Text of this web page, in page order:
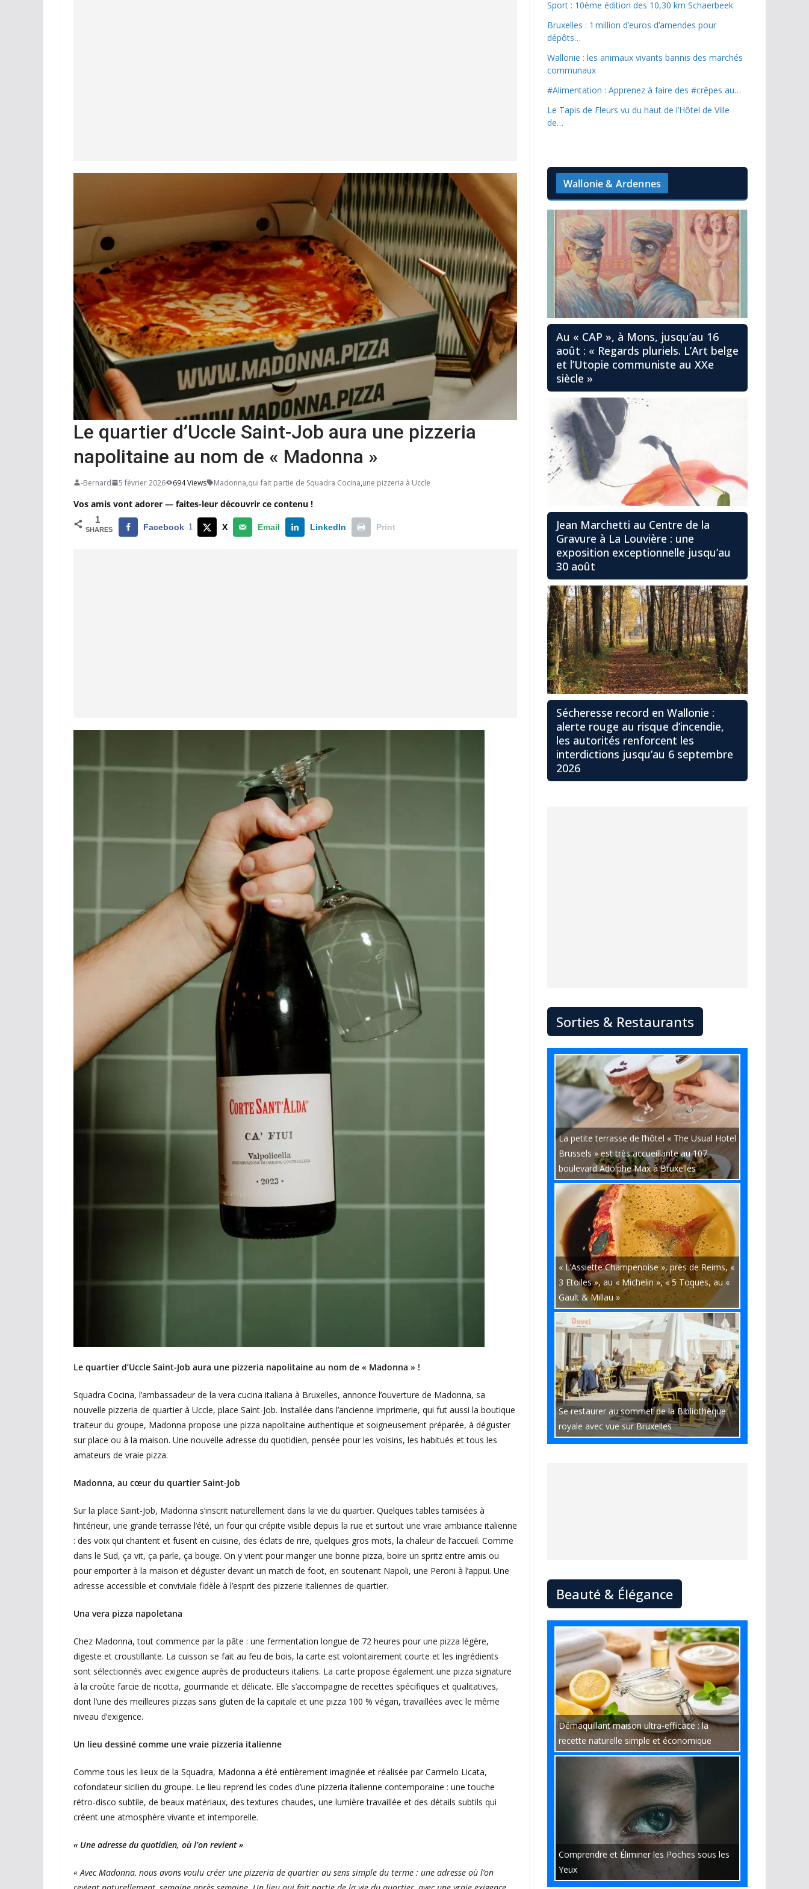
Le quartier d’Uccle Saint-Job aura une pizzeria
napolitaine au nom de « Madonna »
-Bernard 5 février 2026 694 Views Madonna,qui fait partie de Squadra Cocina,une pizzeria à Uccle
Vos amis vont adorer — faites-leur découvrir ce contenu !
1
SHARES Facebook 1 X Email LinkedIn Print
Le quartier d’Uccle Saint-Job aura une pizzeria napolitaine au nom de « Madonna » !
Squadra Cocina, l’ambassadeur de la vera cucina italiana à Bruxelles, annonce l’ouverture de Madonna, sa
nouvelle pizzeria de quartier à Uccle, place Saint-Job. Installée dans l’ancienne imprimerie, qui fut aussi la boutique
traiteur du groupe, Madonna propose une pizza napolitaine authentique et soigneusement préparée, à déguster
sur place ou à la maison. Une nouvelle adresse du quotidien, pensée pour les voisins, les habitués et tous les
amateurs de vraie pizza.
Madonna, au cœur du quartier Saint-Job
Sur la place Saint-Job, Madonna s’inscrit naturellement dans la vie du quartier. Quelques tables tamisées à
l’intérieur, une grande terrasse l’été, un four qui crépite visible depuis la rue et surtout une vraie ambiance italienne
: des voix qui chantent et fusent en cuisine, des éclats de rire, quelques gros mots, la chaleur de l’accueil. Comme
dans le Sud, ça vit, ça parle, ça bouge. On y vient pour manger une bonne pizza, boire un spritz entre amis ou
pour emporter à la maison et déguster devant un match de foot, en soutenant Napoli, une Peroni à l’appui. Une
adresse accessible et conviviale fidèle à l’esprit des pizzerie italiennes de quartier.
Una vera pizza napoletana
Chez Madonna, tout commence par la pâte : une fermentation longue de 72 heures pour une pizza légère,
digeste et croustillante. La cuisson se fait au feu de bois, la carte est volontairement courte et les ingrédients
sont sélectionnés avec exigence auprès de producteurs italiens. La carte propose également une pizza signature
à la croûte farcie de ricotta, gourmande et délicate. Elle s’accompagne de recettes spécifiques et qualitatives,
dont l’une des meilleures pizzas sans gluten de la capitale et une pizza 100 % végan, travaillées avec le même
niveau d’exigence.
Un lieu dessiné comme une vraie pizzeria italienne
Comme tous les lieux de la Squadra, Madonna a été entièrement imaginée et réalisée par Carmelo Licata,
cofondateur sicilien du groupe. Le lieu reprend les codes d’une pizzeria italienne contemporaine : une touche
rétro-disco subtile, de beaux matériaux, des textures chaudes, une lumière travaillée et des détails subtils qui
créent une atmosphère vivante et intemporelle.
« Une adresse du quotidien, où l’on revient »
« Avec Madonna, nous avons voulu créer une pizzeria de quartier au sens simple du terme : une adresse où l’on
Sport : 10ème édition des 10,30 km Schaerbeek
Bruxelles : 1 million d’euros d’amendes pour
dépôts…
Wallonie : les animaux vivants bannis des marchés
communaux
#Alimentation : Apprenez à faire des #crêpes au…
Le Tapis de Fleurs vu du haut de l’Hôtel de Ville
de…
Wallonie & Ardennes
Au « CAP », à Mons, jusqu’au 16
août : « Regards pluriels. L’Art belge
et l’Utopie communiste au XXe
siècle »
Jean Marchetti au Centre de la
Gravure à La Louvière : une
exposition exceptionnelle jusqu’au
30 août
Sécheresse record en Wallonie :
alerte rouge au risque d’incendie,
les autorités renforcent les
interdictions jusqu’au 6 septembre
2026
Sorties & Restaurants
La petite terrasse de l’hôtel « The Usual Hotel
Brussels » est très accueillante au 107
boulevard Adolphe Max à Bruxelles
« L’Assiette Champenoise », près de Reims, «
3 Etoiles », au « Michelin », « 5 Toques, au «
Gault & Millau »
Se restaurer au sommet de la Bibliothèque
royale avec vue sur Bruxelles
Beauté & Élégance
Démaquillant maison ultra-efficace : la
recette naturelle simple et économique
Comprendre et Éliminer les Poches sous les
Yeux